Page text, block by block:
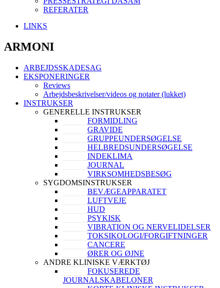
REFERATER
LINKS
ARMONI
ARBEJDSSKADESAG
EKSPONERINGER
Reviews
Arbejdsbeskrivelser/videos og notater (lukket)
INSTRUKSER
GENERELLE INSTRUKSER
FORMIDLING
GRAVIDE
GRUPPEUNDERSØGELSE
HELBREDSUNDERSØGELSE
INDEKLIMA
JOURNAL
VIRKSOMHEDSBESØG
SYGDOMSINSTRUKSER
BEVÆGEAPPARATET
LUFTVEJE
HUD
PSYKISK
VIBRATION OG NERVELIDELSER
TOKSIKOLOGI/FORGIFTNINGER
CANCERE
ØRER OG ØJNE
ANDRE KLINISKE VÆRKTØJ
FOKUSEREDE
JOURNALSKABELONER